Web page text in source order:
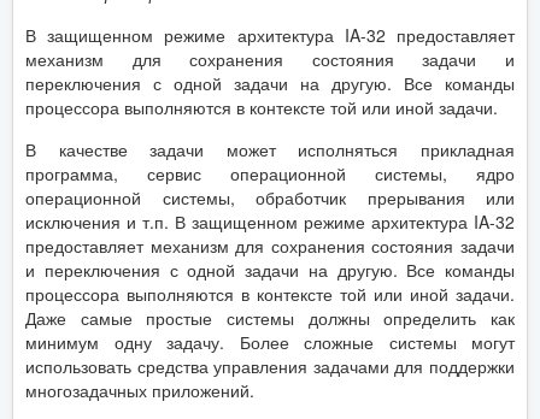
В защищенном режиме архитектура IA-32 предоставляет
механизм для сохранения состояния задачи и
переключения с одной задачи на другую. Все команды
процессора выполняются в контексте той или иной задачи.
В качестве задачи может исполняться прикладная
программа, сервис операционной системы, ядро
операционной системы, обработчик прерывания или
исключения и т.п. В защищенном режиме архитектура IA-32
предоставляет механизм для сохранения состояния задачи
и переключения с одной задачи на другую. Все команды
процессора выполняются в контексте той или иной задачи.
Даже самые простые системы должны определить как
минимум одну задачу. Более сложные системы могут
использовать средства управления задачами для поддержки
многозадачных приложений.